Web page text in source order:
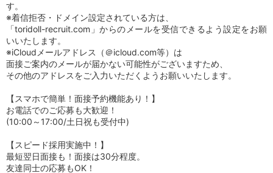
す。
※着信拒否・ドメイン設定されている方は、
「toridoll-recruit.com」からのメールを受信できるよう設定をお願
いいたします。
※iCloudメールアドレス（＠icloud.com等）は
面接ご案内のメールが届かない可能性がございますため、
その他のアドレスをご入力いただくようお願いいたします。
【スマホで簡単！面接予約機能あり！】
お電話でのご応募も大歓迎！
(10:00～17:00/土日祝も受付中)
【スピード採用実施中！】
最短翌日面接も！面接は30分程度。
友達同士の応募もOK！